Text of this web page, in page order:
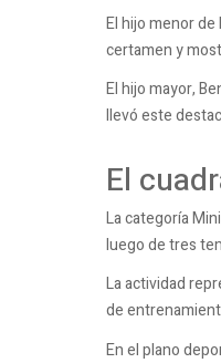
El hijo menor
certamen y
El hijo mayor,
llevó este
El
La categoría
luego de tres
La actividad
de
En el plano